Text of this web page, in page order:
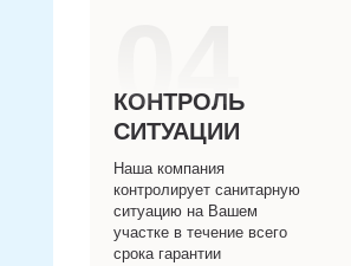
04
КОНТРОЛЬ
СИТУАЦИИ
Наша компания
контролирует санитарную
ситуацию на Вашем
участке в течение всего
срока гарантии